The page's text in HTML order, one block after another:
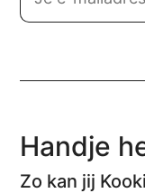
Handje
Zo kan jij